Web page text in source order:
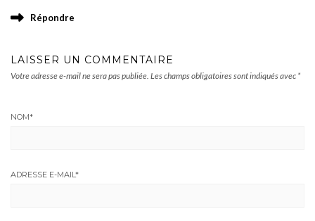
Répondre
LAISSER UN COMMENTAIRE
Votre adresse e-mail ne sera pas publiée. Les champs obligatoires sont indiqués avec *
NOM*
ADRESSE E-MAIL*